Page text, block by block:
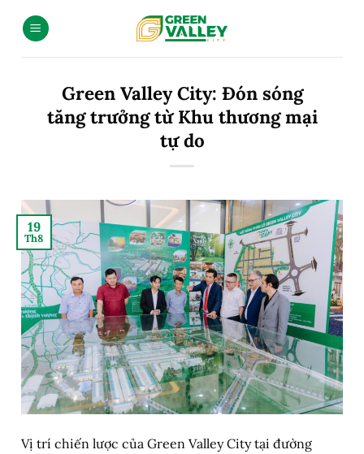
Green Valley City: Đón sóng
tăng trưởng từ Khu thương mại
tự do
19
Th8
Vị trí chiến lược của Green Valley City tại đường